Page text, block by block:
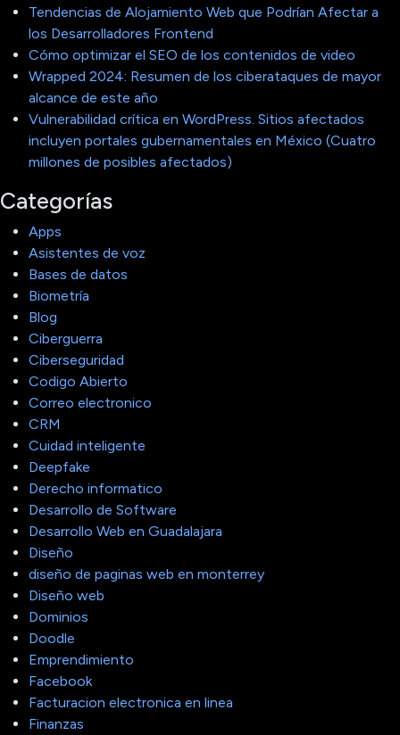
Tendencias de Alojamiento Web que Podrían Afectar a
los Desarrolladores Frontend
Cómo optimizar el SEO de los contenidos de video
Wrapped 2024: Resumen de los ciberataques de mayor
alcance de este año
Vulnerabilidad crítica en WordPress. Sitios afectados
incluyen portales gubernamentales en México (Cuatro
millones de posibles afectados)
Categorías
Apps
Asistentes de voz
Bases de datos
Biometría
Blog
Ciberguerra
Ciberseguridad
Codigo Abierto
Correo electronico
CRM
Cuidad inteligente
Deepfake
Derecho informatico
Desarrollo de Software
Desarrollo Web en Guadalajara
Diseño
diseño de paginas web en monterrey
Diseño web
Dominios
Doodle
Emprendimiento
Facebook
Facturacion electronica en linea
Finanzas